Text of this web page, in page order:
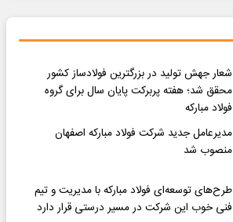
شعار جهش تولید در بزرگترین فولادساز کشور
محقق شد؛ هفته پربرکت پایان سال برای گروه
فولاد مبارکه
مدیرعامل جدید شرکت فولاد مبارکه اصفهان
منصوب شد
طرح‌های توسعه‌ای فولاد مبارکه با مدیریت و تیم
فنی خوب این شرکت در مسیر درستی قرار دارد